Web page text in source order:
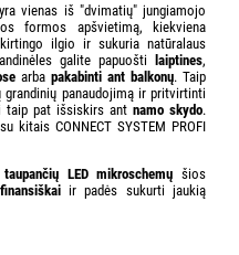
vienas iš "dvimatių" jungiamojo
formos apšvietimą, kiekviena
ilgio ir sukuria natūralaus
galite papuošti
laiptines,
arba pakabinti ant balkonų. Taip
panaudojimą ir pritvirtinti
taip pat išsiskirs ant namo skydo.
kitais CONNECT SYSTEM PROFI
LED mikroschemų šios
finansiškaiir padės sukurti jaukią